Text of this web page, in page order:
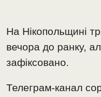
На Нікопольщині
вечора до ранку,
зафіксовано.
Телеграм-канал